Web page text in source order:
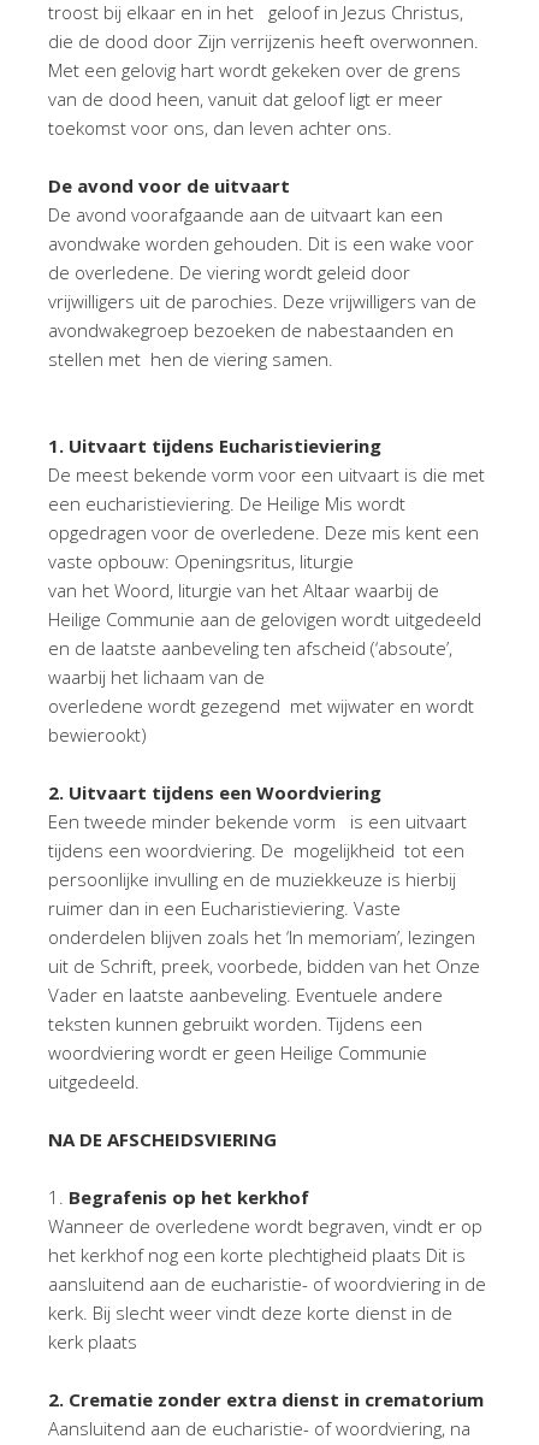
troost bij elkaar en in het geloof in Jezus Christus,
die de dood door Zijn verrijzenis heeft overwonnen.
Met een gelovig hart wordt gekeken over de grens
van de dood heen, vanuit dat geloof ligt er meer
toekomst voor ons, dan leven achter ons.
De avond voor de uitvaart
De avond voorafgaande aan de uitvaart kan een
avondwake worden gehouden. Dit is een wake voor
de overledene. De viering wordt geleid door
vrijwilligers uit de parochies. Deze vrijwilligers van de
avondwakegroep bezoeken de nabestaanden en
stellen met hen de viering samen.
1. Uitvaart tijdens Eucharistieviering
De meest bekende vorm voor een uitvaart is die met
een eucharistieviering. De Heilige Mis wordt
opgedragen voor de overledene. Deze mis kent een
vaste opbouw: Openingsritus, liturgie
van het Woord, liturgie van het Altaar waarbij de
Heilige Communie aan de gelovigen wordt uitgedeeld
en de laatste aanbeveling ten afscheid (‘absoute’,
waarbij het lichaam van de
overledene wordt gezegend met wijwater en wordt
bewierookt)
2. Uitvaart tijdens een Woordviering
Een tweede minder bekende vorm is een uitvaart
tijdens een woordviering. De mogelijkheid tot een
persoonlijke invulling en de muziekkeuze is hierbij
ruimer dan in een Eucharistieviering. Vaste
onderdelen blijven zoals het ‘In memoriam’, lezingen
uit de Schrift, preek, voorbede, bidden van het Onze
Vader en laatste aanbeveling. Eventuele andere
teksten kunnen gebruikt worden. Tijdens een
woordviering wordt er geen Heilige Communie
uitgedeeld.
NA DE AFSCHEIDSVIERING
1. Begrafenis op het kerkhof
Wanneer de overledene wordt begraven, vindt er op
het kerkhof nog een korte plechtigheid plaats Dit is
aansluitend aan de eucharistie- of woordviering in de
kerk. Bij slecht weer vindt deze korte dienst in de
kerk plaats
2. Crematie zonder extra dienst in crematorium
Aansluitend aan de eucharistie- of woordviering, na